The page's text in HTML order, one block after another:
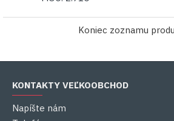
Koniec zoznamu
KONTAKTY VEĽKOOBCHOD
Napíšte nám